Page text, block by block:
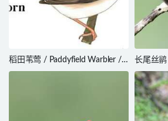
稻田苇莺 / Paddyfield Warbler /
Acrocephalus agricola
长尾丝